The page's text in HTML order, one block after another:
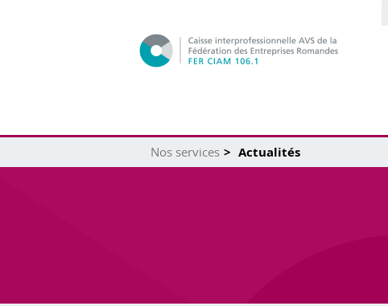
Nos services Actualités